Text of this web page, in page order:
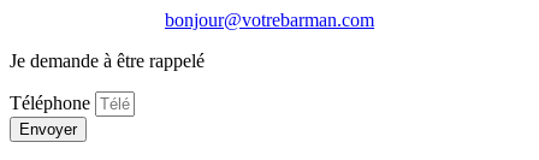
bonjour@votrebarman.com
Je demande à être rappelé
Téléphone
Envoyer